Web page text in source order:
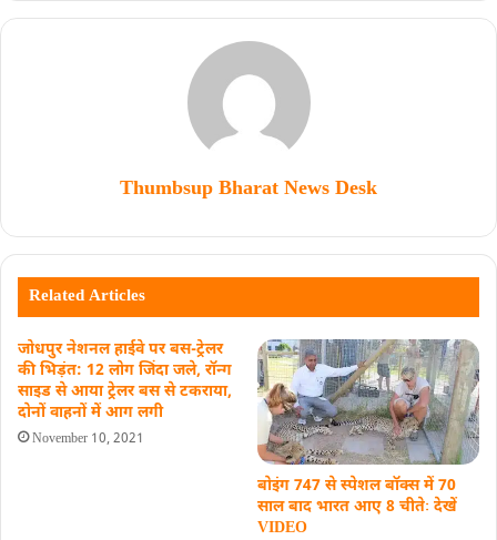
Thumbsup Bharat News Desk
Related Articles
जोधपुर नेशनल हाईवे पर बस-ट्रेलर
की भिड़ंत: 12 लोग जिंदा जले, रॉन्ग
साइड से आया ट्रेलर बस से टकराया,
दोनों वाहनों में आग लगी
November 10, 2021
बोइंग 747 से स्पेशल बॉक्स में 70
साल बाद भारत आए 8 चीतेः देखें
VIDEO